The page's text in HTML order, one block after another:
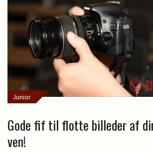
Junior
Gode fif til flotte billeder af
ven!